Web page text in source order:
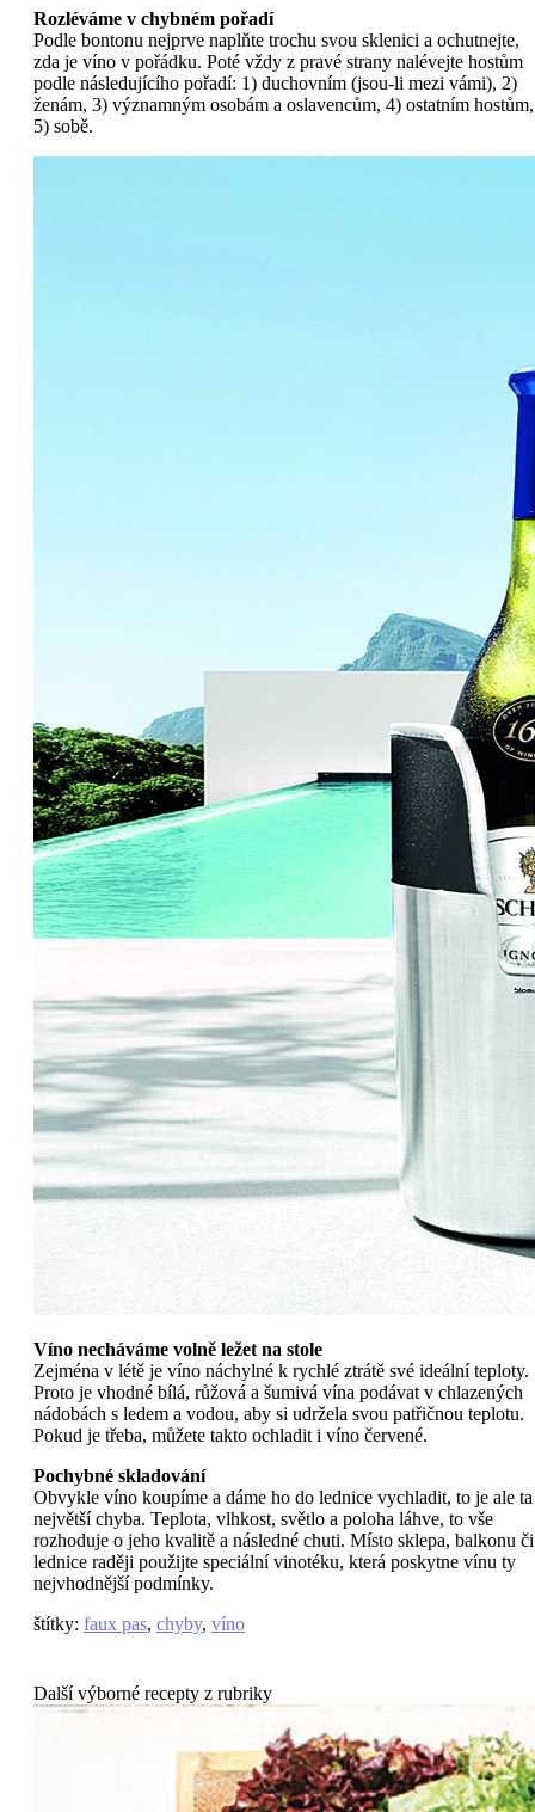
Rozléváme v chybném pořadí
Podle bontonu nejprve naplňte trochu svou sklenici a ochutnejte,
zda je víno v pořádku. Poté vždy z pravé strany nalévejte hostům
podle následujícího pořadí: 1) duchovním (jsou-li mezi vámi), 2)
ženám, 3) významným osobám a oslavencům, 4) ostatním hostům,
5) sobě.
Víno necháváme volně ležet na stole
Zejména v létě je víno náchylné k rychlé ztrátě své ideální teploty.
Proto je vhodné bílá, růžová a šumivá vína podávat v chlazených
nádobách s ledem a vodou, aby si udržela svou patřičnou teplotu.
Pokud je třeba, můžete takto ochladit i víno červené.
Pochybné skladování
Obvykle víno koupíme a dáme ho do lednice vychladit, to je ale ta
největší chyba. Teplota, vlhkost, světlo a poloha láhve, to vše
rozhoduje o jeho kvalitě a následné chuti. Místo sklepa, balkonu či
lednice raději použijte speciální vinotéku, která poskytne vínu ty
nejvhodnější podmínky.
štítky: faux pas, chyby, víno
Další výborné recepty z rubriky